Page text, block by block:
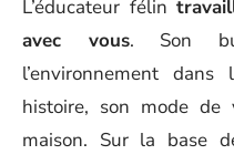
L’éducateur félin
avec vous. Son
l’environnement
histoire, son mode
maison. Sur la base